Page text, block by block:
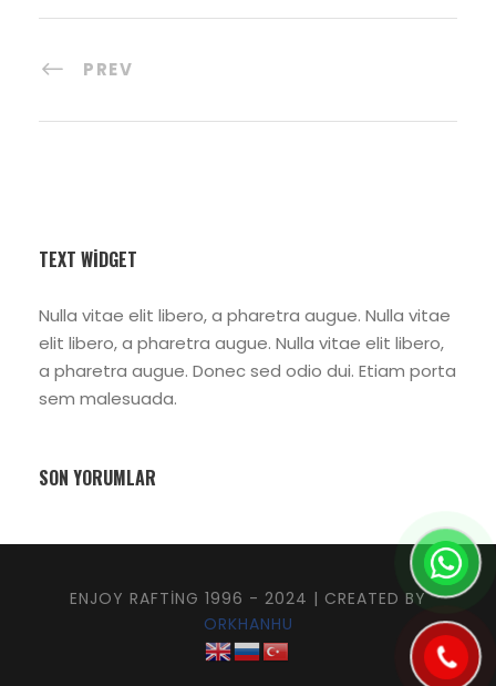
PREV
TEXT WIDGET
Nulla vitae elit libero, a pharetra augue. Nulla vitae
elit libero, a pharetra augue. Nulla vitae elit libero,
a pharetra augue. Donec sed odio dui. Etiam porta
sem malesuada.
SON YORUMLAR
ENJOY RAFTING 1996 - 2024 | CREATED BY
ORKHANHU